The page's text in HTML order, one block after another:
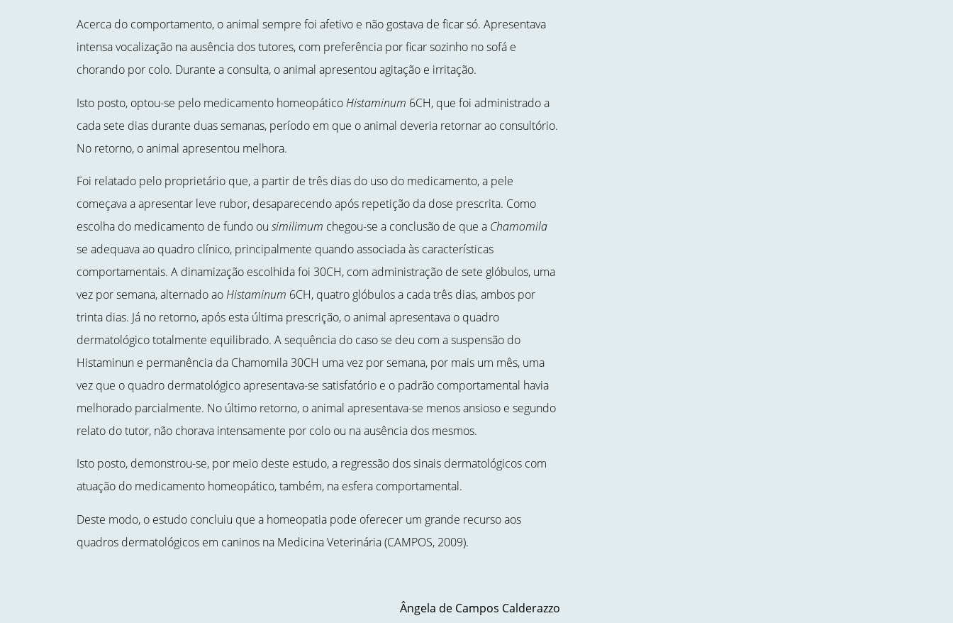
Acerca do comportamento, o animal sempre foi afetivo e não gostava de ficar só. Apresentava
intensa vocalização na ausência dos tutores, com preferência por ficar sozinho no sofá e
chorando por colo. Durante a consulta, o animal apresentou agitação e irritação.
Isto posto, optou-se pelo medicamento homeopáticoHistaminum 6CH, que foi administrado a
cada sete dias durante duas semanas, período em que o animal deveria retornar ao consultório.
No retorno, o animal apresentou melhora.
Foi relatado pelo proprietário que, a partir de três dias do uso do medicamento, a pele
começava a apresentar leve rubor, desaparecendo após repetição da dose prescrita. Como
escolha do medicamento de fundo ou similimum chegou-se a conclusão de que a Chamomila
se adequava ao quadro clínico, principalmente quando associada às características
comportamentais. A dinamização escolhida foi 30CH, com administração de sete glóbulos, uma
vez por semana, alternado aoHistaminum 6CH, quatro glóbulos a cada três dias, ambos por
trinta dias. Já no retorno, após esta última prescrição, o animal apresentava o quadro
dermatológico totalmente equilibrado. A sequência do caso se deu com a suspensão do
Histaminun e permanência da Chamomila 30CH uma vez por semana, por mais um mês, uma
vez que o quadro dermatológico apresentava-se satisfatório e o padrão comportamental havia
melhorado parcialmente. No último retorno, o animal apresentava-se menos ansioso e segundo
relato do tutor, não chorava intensamente por colo ou na ausência dos mesmos.
Isto posto, demonstrou-se, por meio deste estudo, a regressão dos sinais dermatológicos com
atuação do medicamento homeopático, também, na esfera comportamental.
Deste modo, o estudo concluiu que a homeopatia pode oferecer um grande recurso aos
quadros dermatológicos em caninos na Medicina Veterinária (CAMPOS, 2009).
Ângela de Campos Calderazzo